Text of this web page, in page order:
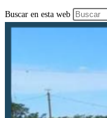
Buscar en esta web